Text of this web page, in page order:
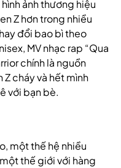
ảnh thương hiệu
Z hơn trong nhiều
đổi bao bì theo
MV nhạc rap “Qua
chính là nguồn
cháy và hết mình
với bạn bè.
một thế hệ nhiều
thế giới với hàng